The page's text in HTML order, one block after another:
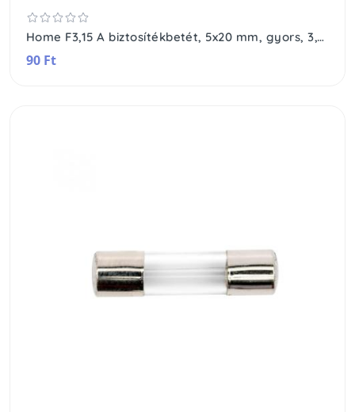
Home F3,15 A biztosítékbetét, 5x20 mm, gyors, 3,15 A
90 Ft